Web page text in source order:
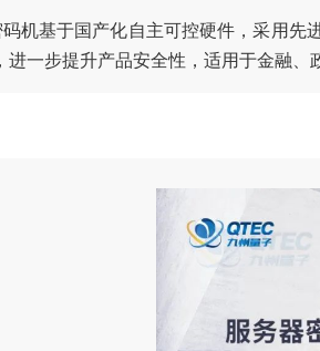
机基于国产化自主可控硬件，采用先
进一步提升产品安全性，适用于金融、